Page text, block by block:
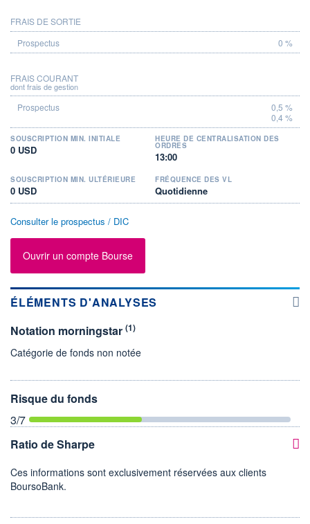
FRAIS DE SORTIE
0 %
FRAIS COURANT
dont frais de gestion
0,5 %
0,4 %
SOUSCRIPTION MIN. INITIALE
0 USD
HEURE DE CENTRALISATION DES
ORDRES
13:00
SOUSCRIPTION MIN. ULTÉRIEURE
0 USD
FRÉQUENCE DES VL
Quotidienne
Consulter le prospectus / DIC
Ouvrir un compte Bourse
ÉLÉMENTS D'ANALYSES
Notation morningstar (1)
Catégorie de fonds non notée
Risque du fonds
3/7
Ratio de Sharpe
Ces informations sont exclusivement réservées aux clients
BoursoBank.